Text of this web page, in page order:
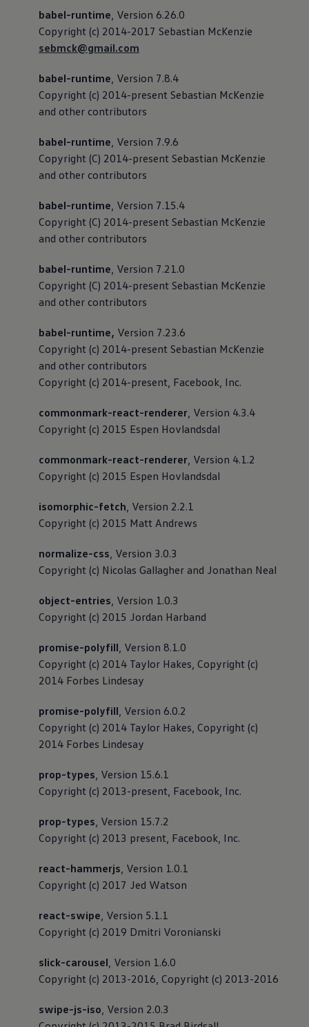
babel-runtime, Version 6.26.0
Copyright (c) 2014-2017 Sebastian McKenzie
sebmck@gmail.com
babel-runtime, Version 7.8.4
Copyright (c) 2014-present Sebastian McKenzie
and other contributors
babel-runtime, Version 7.9.6
Copyright (C) 2014-present Sebastian McKenzie
and other contributors
babel-runtime, Version 7.15.4
Copyright (C) 2014-present Sebastian McKenzie
and other contributors
babel-runtime, Version 7.21.0
Copyright (C) 2014-present Sebastian McKenzie
and other contributors
babel-runtime, Version 7.23.6
Copyright (c) 2014-present Sebastian McKenzie
and other contributors
Copyright (c) 2014-present, Facebook, Inc.
commonmark-react-renderer, Version 4.3.4
Copyright (c) 2015 Espen Hovlandsdal
commonmark-react-renderer, Version 4.1.2
Copyright (c) 2015 Espen Hovlandsdal
isomorphic-fetch, Version 2.2.1
Copyright (c) 2015 Matt Andrews
normalize-css, Version 3.0.3
Copyright (c) Nicolas Gallagher and Jonathan Neal
object-entries, Version 1.0.3
Copyright (c) 2015 Jordan Harband
promise-polyfill, Version 8.1.0
Copyright (c) 2014 Taylor Hakes, Copyright (c)
2014 Forbes Lindesay
promise-polyfill, Version 6.0.2
Copyright (c) 2014 Taylor Hakes, Copyright (c)
2014 Forbes Lindesay
prop-types, Version 15.6.1
Copyright (c) 2013-present, Facebook, Inc.
prop-types, Version 15.7.2
Copyright (c) 2013 present, Facebook, Inc.
react-hammerjs, Version 1.0.1
Copyright (c) 2017 Jed Watson
react-swipe, Version 5.1.1
Copyright (c) 2019 Dmitri Voronianski
slick-carousel, Version 1.6.0
Copyright (c) 2013-2016, Copyright (c) 2013-2016
swipe-js-iso, Version 2.0.3